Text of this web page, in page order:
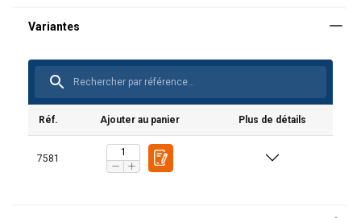
Réf. Ajouter au panier Plus de détails
7581
Il possède des trous de fixation pour sécuriser les
outils au sac, à la fois sur le devant et à l'arrière.
Matériau:
Marquage: